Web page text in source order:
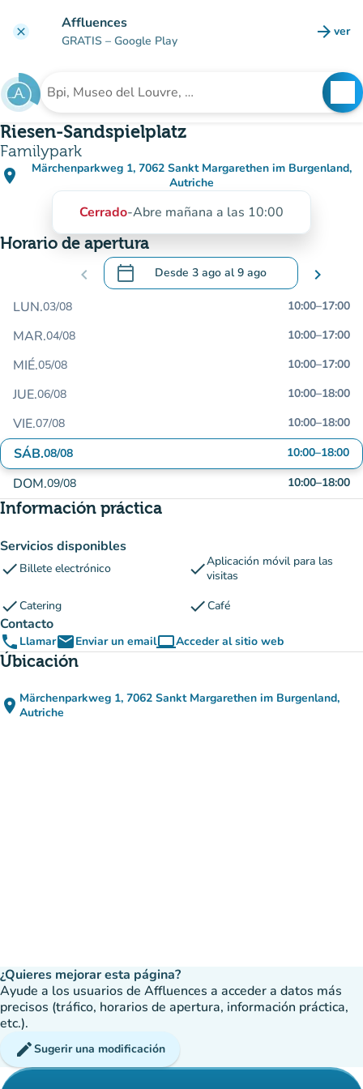
clear Affluences
GRATIS – Google Play arrow_forward ver
Buscar un establecimiento
Riesen-Sandspielplatz
Familypark
place
Märchenparkweg 1, 7062 Sankt Margarethen im Burgenland,
Autriche
(abrir en Google Maps)
(nueva pestaña)
Cerrado-Abre mañana a las 10:00
Horario de apertura
chevron_left calendar_today Desde 3 ago al9 ago
.Abra el calendario para cambiar las
chevron_right
LUN.03/08 10:00–17:00
MAR.04/08 10:00–17:00
MIÉ.05/08 10:00–17:00
JUE.06/08 10:00–18:00
VIE.07/08 10:00–18:00
SÁB.08/08 10:00–18:00
DOM.09/08 10:00–18:00
Información práctica
Servicios disponibles
check Billete electrónico checkAplicación móvil para las
visitas
checkCatering checkCafé
Contacto
phone LlamaremailEnviar un emailcomputerAcceder al sitio web
(nueva pestaña)
Úbicación
place Märchenparkweg 1, 7062 Sankt Margarethen im Burgenland,
Autriche
¿Quieres mejorar esta página?
Ayude a los usuarios de Affluences a acceder a datos más
precisos (tráfico, horarios de apertura, información práctica,
etc.).
editSugerir una modificación